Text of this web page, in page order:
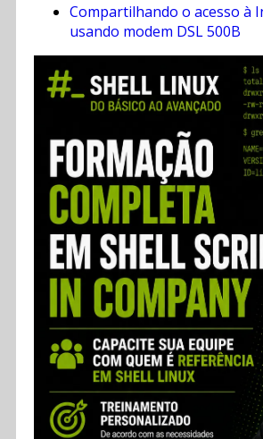
Compartilhando o acesso à
usando modem DSL 500B